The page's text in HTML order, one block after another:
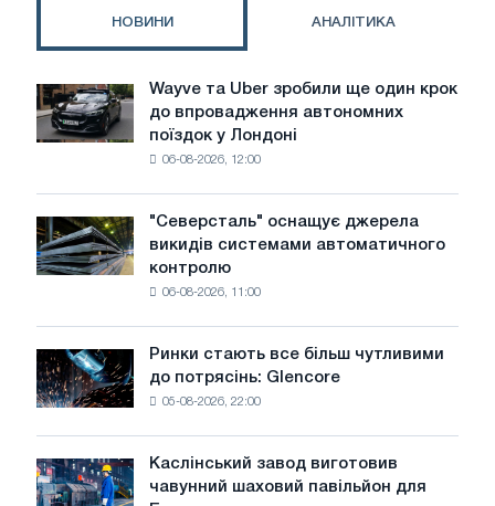
У
США
НОВИНИ АНАЛІТИКА
Wayve
та
Uber
крок
до
поїздок
у
Лондоні
Wayve та Uber зробили ще один крок
до впровадження автономних
поїздок у Лондоні
06-08-2026, 12:00
"Северсталь"
оснащує
джерела
автоматичного
контролю
"Северсталь" оснащує джерела
викидів системами автоматичного
контролю
06-08-2026, 11:00
Ринки
стають
все
до
потрясінь:
Ринки стають все більш чутливими
до потрясінь: Glencore
05-08-2026, 22:00
Каслінський
завод
Каслінський завод виготовив
чавунний шаховий павільйон для